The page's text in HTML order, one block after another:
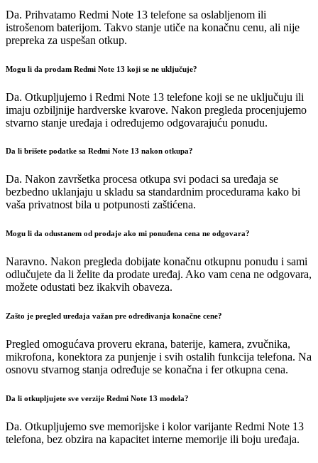
Da. Prihvatamo Redmi Note 13 telefone sa oslabljenom ili
istrošenom baterijom. Takvo stanje utiče na konačnu cenu, ali nije
prepreka za uspešan otkup.
Mogu li da prodam Redmi Note 13 koji se ne uključuje?
Da. Otkupljujemo i Redmi Note 13 telefone koji se ne uključuju ili
imaju ozbiljnije hardverske kvarove. Nakon pregleda procenjujemo
stvarno stanje uređaja i određujemo odgovarajuću ponudu.
Da li brišete podatke sa Redmi Note 13 nakon otkupa?
Da. Nakon završetka procesa otkupa svi podaci sa uređaja se
bezbedno uklanjaju u skladu sa standardnim procedurama kako bi
vaša privatnost bila u potpunosti zaštićena.
Mogu li da odustanem od prodaje ako mi ponuđena cena ne odgovara?
Naravno. Nakon pregleda dobijate konačnu otkupnu ponudu i sami
odlučujete da li želite da prodate uređaj. Ako vam cena ne odgovara,
možete odustati bez ikakvih obaveza.
Zašto je pregled uređaja važan pre određivanja konačne cene?
Pregled omogućava proveru ekrana, baterije, kamera, zvučnika,
mikrofona, konektora za punjenje i svih ostalih funkcija telefona. Na
osnovu stvarnog stanja određuje se konačna i fer otkupna cena.
Da li otkupljujete sve verzije Redmi Note 13 modela?
Da. Otkupljujemo sve memorijske i kolor varijante Redmi Note 13
telefona, bez obzira na kapacitet interne memorije ili boju uređaja.